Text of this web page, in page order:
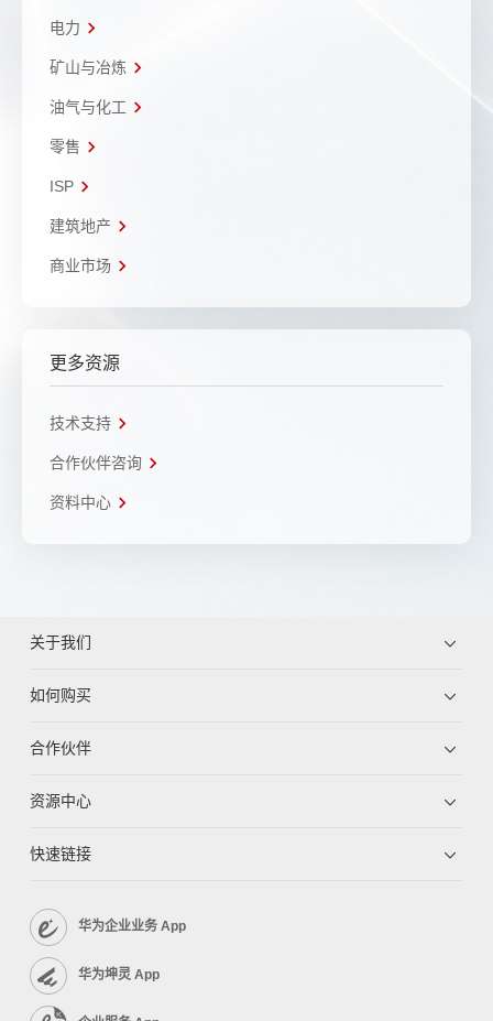
电力
矿山与冶炼
油气与化工
零售
ISP
建筑地产
商业市场
更多资源
技术支持
合作伙伴咨询
资料中心
关于我们
如何购买
合作伙伴
资源中心
快速链接
华为企业业务 App
华为坤灵 App